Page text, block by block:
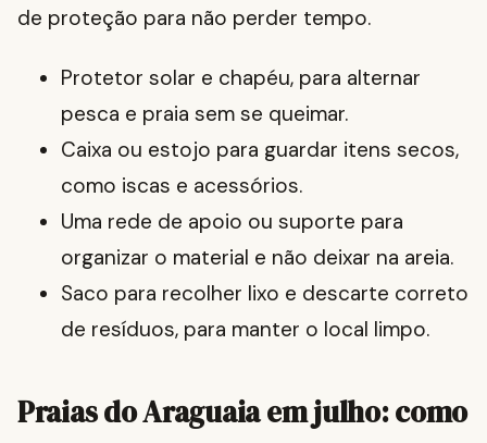
de proteção para não perder tempo.
Protetor solar e chapéu, para alternar
pesca e praia sem se queimar.
Caixa ou estojo para guardar itens secos,
como iscas e acessórios.
Uma rede de apoio ou suporte para
organizar o material e não deixar na areia.
Saco para recolher lixo e descarte correto
de resíduos, para manter o local limpo.
Praias do Araguaia em julho: como